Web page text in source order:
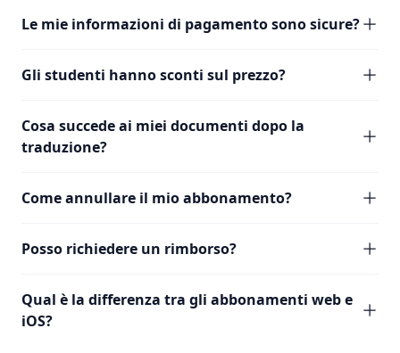
Le mie informazioni di pagamento sono sicure?
Gli studenti hanno sconti sul prezzo?
Cosa succede ai miei documenti dopo la
traduzione?
Come annullare il mio abbonamento?
Posso richiedere un rimborso?
Qual è la differenza tra gli abbonamenti web e
iOS?